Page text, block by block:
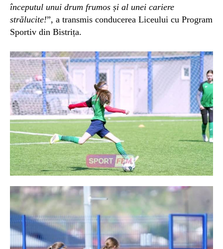
începutul unui drum frumos și al unei cariere
strălucite!”, a transmis conducerea Liceului cu Program
Sportiv din Bistrița.